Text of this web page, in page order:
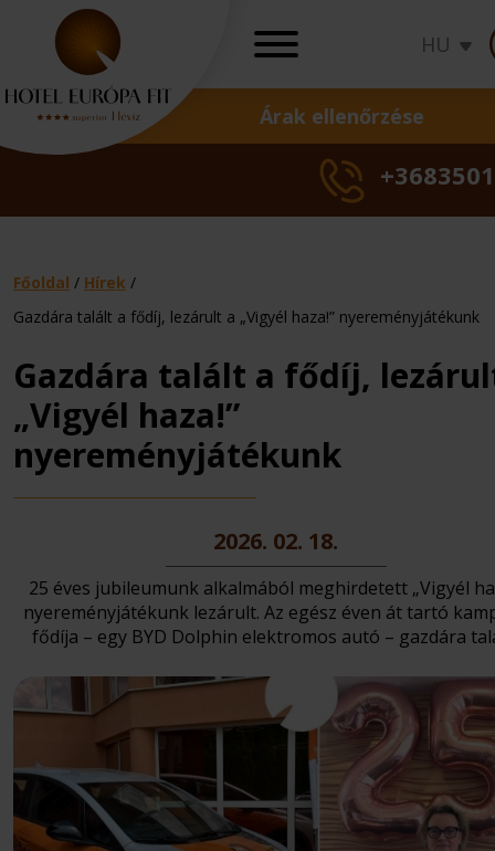
Árak ellenőrzése
HU
nyaralás
árakció
nyaralás
ár
AJÁNLATOK
Akciók
Ünnepi ajánlatok
Árak
kezelések
Főoldal / Hírek /
Gazdára talált a fődíj, lezárult a „Vigyél haza!” nyereményjátékunk
Gazdára talált a fődíj,
„Vigyél haza!”
nyereményjátékunk
2026. 02. 18.
25 éves jubileumunk alkalmából meghirdetett „Vigyél
nyereményjátékunk lezárult. Az egész éven át tartó
fődíja – egy BYD Dolphin elektromos autó – gazdára